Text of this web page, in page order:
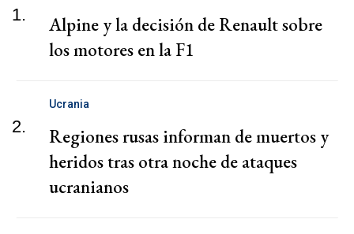
1.
Alpine y la decisión de Renault sobre
los motores en la F1
2.
Ucrania
Regiones rusas informan de muertos y
heridos tras otra noche de ataques
ucranianos